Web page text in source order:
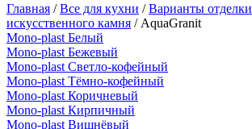
Главная /Все для кухни /Варианты отделки
искусственного камня / AquaGranit
Mono-plast Белый
Mono-plast Бежевый
Mono-plast Светло-кофейный
Mono-plast Тёмно-кофейный
Mono-plast Коричневый
Mono-plast Кирпичный
Mono-plast Вишнёвый